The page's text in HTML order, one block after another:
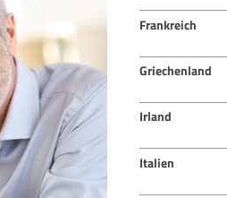
Frankreich
Griechenland
Irland
Italien